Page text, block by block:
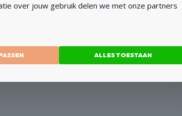
over jouw gebruik delen we met onze partners
ALLES TOESTAAN